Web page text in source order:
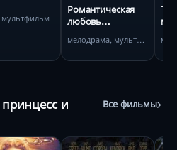
Романтическая
любовь
и
Все фильмы